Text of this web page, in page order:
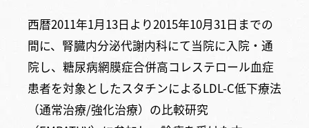
西暦2011年1月13日より2015年10月31日までの
間に、腎臓内分泌代謝内科にて当院に入院・通
院し、糖尿病網膜症合併高コレステロール血症
患者を対象としたスタチンによるLDL-C低下療法
（通常治療/強化治療）の比較研究